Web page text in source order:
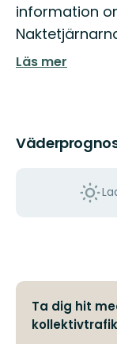
information
Läs mer
Ta dig hit
kollektivtrafik